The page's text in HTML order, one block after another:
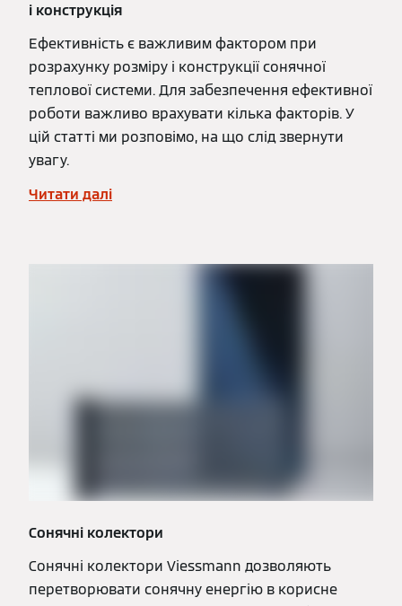
і конструкція
Ефективність є важливим фактором при
розрахунку розміру і конструкції сонячної
теплової системи. Для забезпечення ефективної
роботи важливо врахувати кілька факторів. У
цій статті ми розповімо, на що слід звернути
увагу.
Читати далі
Сонячні колектори
Сонячні колектори Viessmann дозволяють
перетворювати сонячну енергію в корисне